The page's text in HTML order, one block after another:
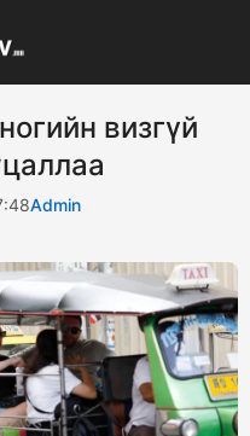
визгүй
Admin